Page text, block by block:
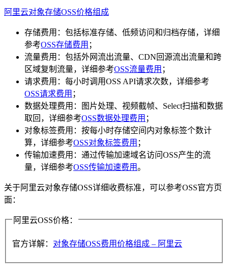
阿里云对象存储OSS价格组成
存储费用：包括标准存储、低频访问和归档存储，详细
参考OSS存储费用 ；
流量费用：包括外网流出流量、CDN回源流出流量和跨
区域复制流量，详细参考OSS流量费用 ；
请求费用：每小时调用OSS API请求次数，详细参考
OSS请求费用 ；
数据处理费用：图片处理、视频截帧、Select扫描和数据
取回，详细参考OSS数据处理费用 ；
对象标签费用：按每小时存储空间内对象标签个数计
算，详细参考OSS对象标签费用 ；
传输加速费用：通过传输加速域名访问OSS产生的流
量，详细参考OSS传输加速费用。
关于阿里云对象存储OSS详细收费标准，可以参考OSS官方页
面：
阿里云OSS价格：
官方详解： 对象存储OSS费用价格组成 – 阿里云